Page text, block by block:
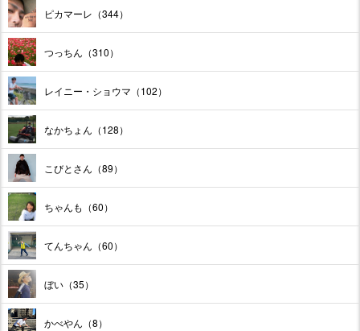
ピカマーレ（344）
つっちん（310）
レイニー・ショウマ（102）
なかちょん（128）
こびとさん（89）
ちゃんも（60）
てんちゃん（60）
ぼい（35）
かべやん（8）